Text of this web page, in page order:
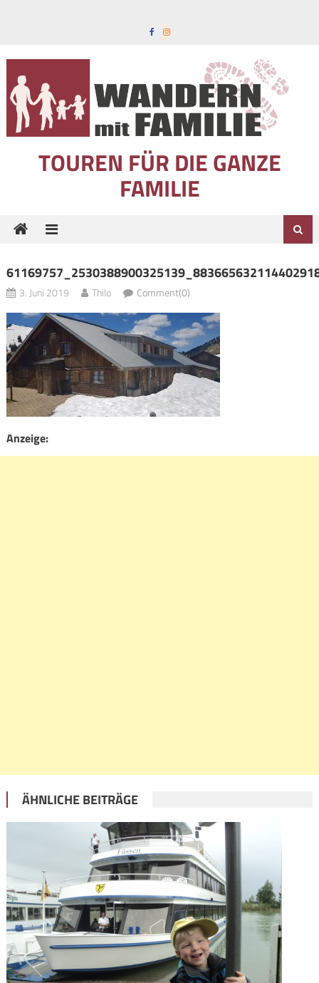
TOUREN FÜR DIE GANZE
FAMILIE
3. Juni 2019 Thilo Comment(0)
Anzeige:
ÄHNLICHE BEITRÄGE